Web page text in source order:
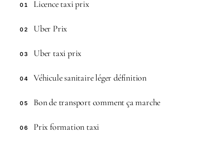
01 Licence taxi prix
02 Uber Prix
03 Uber taxi prix
04 Véhicule sanitaire léger définition
05 Bon de transport comment ça marche
06 Prix formation taxi